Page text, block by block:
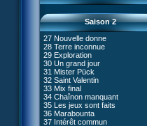
Saison 2
27 Nouvelle donne
28 Terre inconnue
29 Exploration
30 Un grand jour
31 Mister Pück
32 Saint Valentin
33 Mix final
34 Chaînon manquant
35 Les jeux sont faits
36 Marabounta
37 Intérêt commun
66 Renaissance
67 Mauvaise réplique
68 Première partie
69 Double foyer
70 Skidbladnir
71 Premier voyage
72 Leçon de choses
73 Réplika
#01 - XANA 2.0
#02 - Cortex